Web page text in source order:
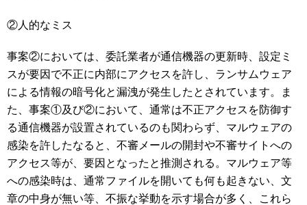
②人的なミス
事案②においては、委託業者が通信機器の更新時、設定ミ
スが要因で不正に内部にアクセスを許し、ランサムウェア
による情報の暗号化と漏洩が発生したとされています。ま
た、事案①及び②において、通常は不正アクセスを防御す
る通信機器が設置されているのも関わらず、マルウェアの
感染を許したなると、不審メールの開封や不審サイトへの
アクセス等が、要因となったと推測される。マルウェア等
への感染時は、通常ファイルを開いても何も起きない、文
章の中身が無い等、不振な挙動を示す場合が多く、これら